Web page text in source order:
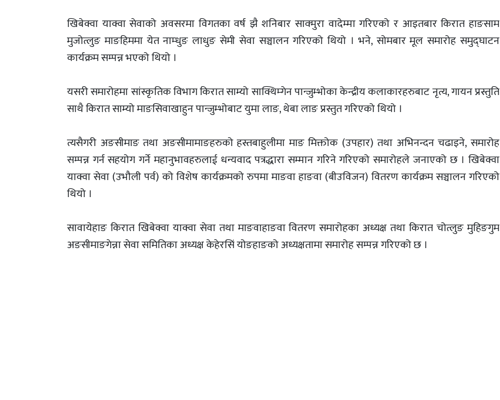
खिबेक्वा याक्वा सेवाको अवसरमा विगतका वर्ष झै शनिबार साक्मुरा वादेम्मा गरिएको र आइतबार किरात हाङसाम
मुजोत्लुङ माङहिममा येत नाम्धुङ लाधुङ सेमी सेवा सञ्चालन गरिएको थियो । भने, सोमबार मूल समारोह समुद्घाटन
कार्यक्रम सम्पन्न भएको थियो ।
यसरी समारोहमा सांस्कृतिक विभाग किरात साम्यो साक्थिम्गेन पान्जुम्भोका केन्द्रीय कलाकारहरुबाट नृत्य, गायन प्रस्तुति
साथै किरात साम्यो माङसिवाखाहुन पान्जुम्भोबाट युमा लाङ, थेबा लाङ प्रस्तुत गरिएको थियो ।
त्यसैगरी अङसीमाङ तथा अङसीमामाङहरुको हस्तबाहुलीमा माङ मिक्तोक (उपहार) तथा अभिनन्दन चढाइने, समारोह
सम्पन्न गर्न सहयोग गर्ने महानुभावहरुलाई धन्यवाद पत्रद्धारा सम्मान गरिने गरिएको समारोहले जनाएको छ । खिबेक्वा
याक्वा सेवा (उभौली पर्व) को विशेष कार्यक्रमको रुपमा माङवा हाङवा (बीउविजन) वितरण कार्यक्रम सञ्चालन गरिएको
थियो ।
सावायेहाङ किरात खिबेक्वा याक्वा सेवा तथा माङवाहाङवा वितरण समारोहका अध्यक्ष तथा किरात चोत्लुङ मुहिङगुम
अङसीमाङगेन्ना सेवा समितिका अध्यक्ष केहेरसिं योङहाङको अध्यक्षतामा समारोह सम्पन्न गरिएको छ ।